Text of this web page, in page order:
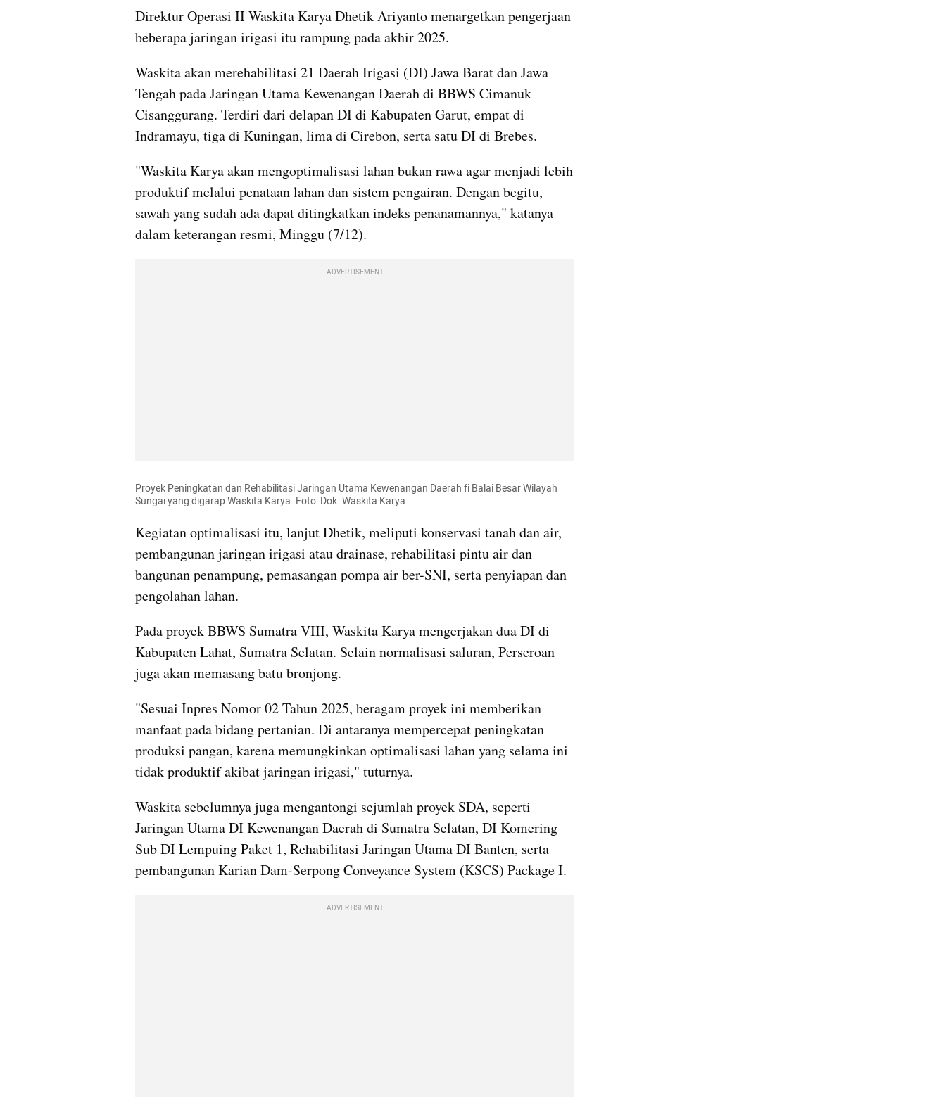
Direktur Operasi II Waskita Karya Dhetik Ariyanto menargetkan pengerjaan
beberapa jaringan irigasi itu rampung pada akhir 2025.
Waskita akan merehabilitasi 21 Daerah Irigasi (DI) Jawa Barat dan Jawa
Tengah pada Jaringan Utama Kewenangan Daerah di BBWS Cimanuk
Cisanggurang. Terdiri dari delapan DI di Kabupaten Garut, empat di
Indramayu, tiga di Kuningan, lima di Cirebon, serta satu DI di Brebes.
"Waskita Karya akan mengoptimalisasi lahan bukan rawa agar menjadi lebih
produktif melalui penataan lahan dan sistem pengairan. Dengan begitu,
sawah yang sudah ada dapat ditingkatkan indeks penanamannya," katanya
dalam keterangan resmi, Minggu (7/12).
ADVERTISEMENT
Proyek Peningkatan dan Rehabilitasi Jaringan Utama Kewenangan Daerah fi Balai Besar Wilayah
Sungai yang digarap Waskita Karya. Foto: Dok. Waskita Karya
Kegiatan optimalisasi itu, lanjut Dhetik, meliputi konservasi tanah dan air,
pembangunan jaringan irigasi atau drainase, rehabilitasi pintu air dan
bangunan penampung, pemasangan pompa air ber-SNI, serta penyiapan dan
pengolahan lahan.
Pada proyek BBWS Sumatra VIII, Waskita Karya mengerjakan dua DI di
Kabupaten Lahat, Sumatra Selatan. Selain normalisasi saluran, Perseroan
juga akan memasang batu bronjong.
"Sesuai Inpres Nomor 02 Tahun 2025, beragam proyek ini memberikan
manfaat pada bidang pertanian. Di antaranya mempercepat peningkatan
produksi pangan, karena memungkinkan optimalisasi lahan yang selama ini
tidak produktif akibat jaringan irigasi," tuturnya.
Waskita sebelumnya juga mengantongi sejumlah proyek SDA, seperti
Jaringan Utama DI Kewenangan Daerah di Sumatra Selatan, DI Komering
Sub DI Lempuing Paket 1, Rehabilitasi Jaringan Utama DI Banten, serta
pembangunan Karian Dam-Serpong Conveyance System (KSCS) Package I.
ADVERTISEMENT